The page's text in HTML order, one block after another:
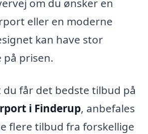
om du ønsker en
eller en moderne
kan have stor
på prisen.
du får det bedste tilbud på
i Finderup, anbefales
flere tilbud fra forskellige